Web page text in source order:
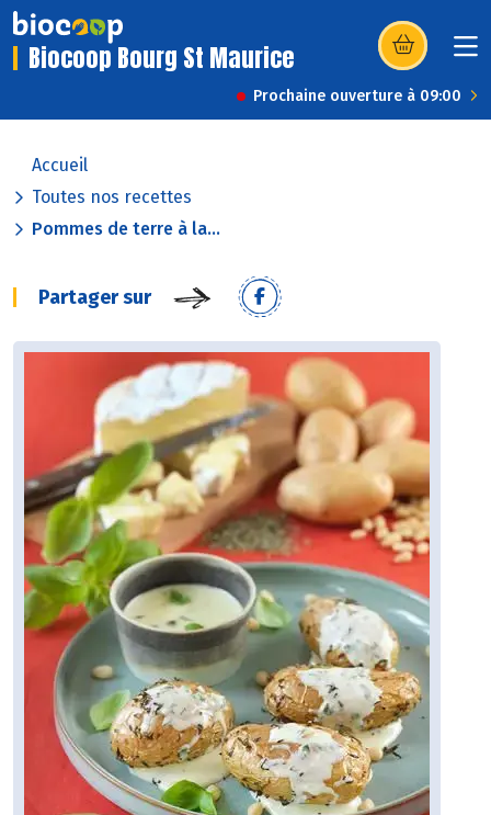
Biocoop Bourg St Maurice (s’ouvre dans
Prochaine ouverture à 09:00
Accueil
Toutes nos recettes
Pommes de terre à la...
Partager sur